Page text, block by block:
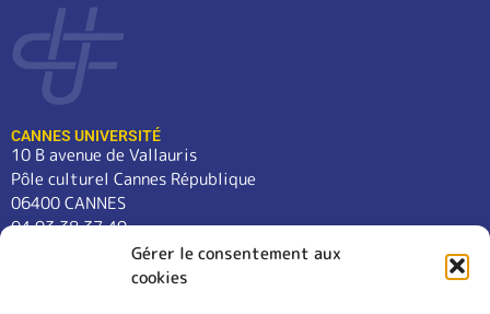
Gérer le consentement aux
cookies
CANNES UNIVERSITÉ
10 B avenue de Vallauris
Pôle culturel Cannes République
06400 CANNES
04 93 38 37 49
contact@cannes-universite.fr